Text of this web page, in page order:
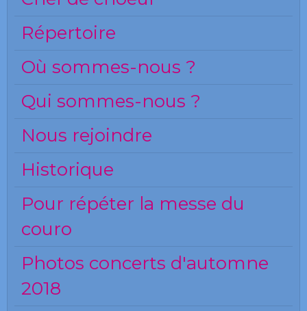
Répertoire
Où sommes-nous ?
Qui sommes-nous ?
Nous rejoindre
Historique
Pour répéter la messe du
couro
Photos concerts d'automne
2018